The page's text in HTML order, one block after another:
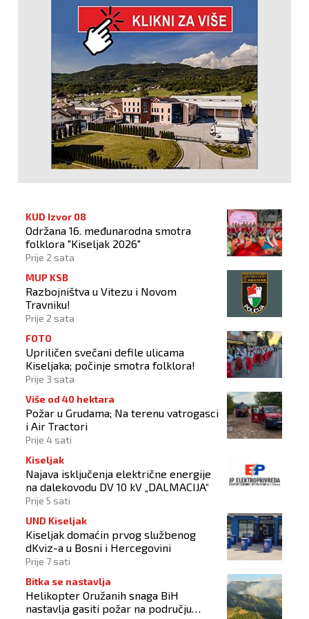
KUD Izvor 08
Održana 16. međunarodna smotra
folklora "Kiseljak 2026"
Prije 2 sata
MUP KSB
Razbojništva u Vitezu i Novom
Travniku!
Prije 2 sata
FOTO
Upriličen svečani defile ulicama
Kiseljaka; počinje smotra folklora!
Prije 3 sata
Više od 40 hektara
Požar u Grudama; Na terenu vatrogasci
i Air Tractori
Prije 4 sati
Kiseljak
Najava isključenja električne energije
na dalekovodu DV 10 kV „DALMACIJA“
Prije 5 sati
UND Kiseljak
Kiseljak domaćin prvog službenog
dKviz-a u Bosni i Hercegovini
Prije 7 sati
Bitka se nastavlja
Helikopter Oružanih snaga BiH
nastavlja gasiti požar na području